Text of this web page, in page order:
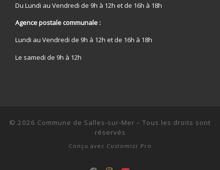
Du Lundi au Vendredi de 9h à 12h et de 16h à 18h
Agence postale communale :
Lundi au Vendredi de 9h à 12h et de 16h à 18h
Le samedi de 9h à 12h
© 2026 Commune de Salles-sur-Mer – Tous les droits sont
réservés
Conçu avec Customizr Pro